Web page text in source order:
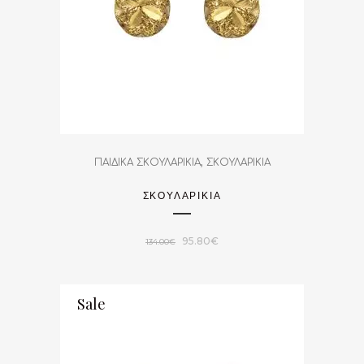
ΠΑΙΔΙΚΑ ΣΚΟΥΛΑΡΙΚΙΑ, ΣΚΟΥΛΑΡΙΚΙΑ
ΣΚΟΥΛΑΡΙΚΙΑ
134.00€
Original
95.80€
Sale